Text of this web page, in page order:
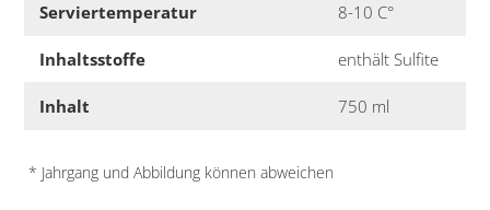
Serviertemperatur 8-10 C°
Inhaltsstoffe enthält Sulfite
Inhalt 750 ml
* Jahrgang und Abbildung können abweichen